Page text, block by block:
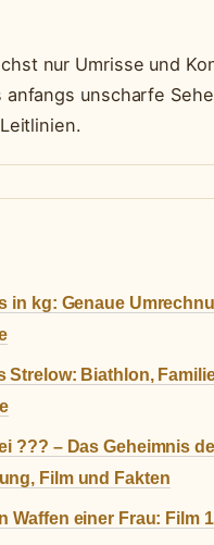
nur Umrisse und
unscharfe
in kg: Genaue
Strelow: Biathlon,
??? – Das Geheimnis
Film und Fakten
Waffen einer Frau: Film